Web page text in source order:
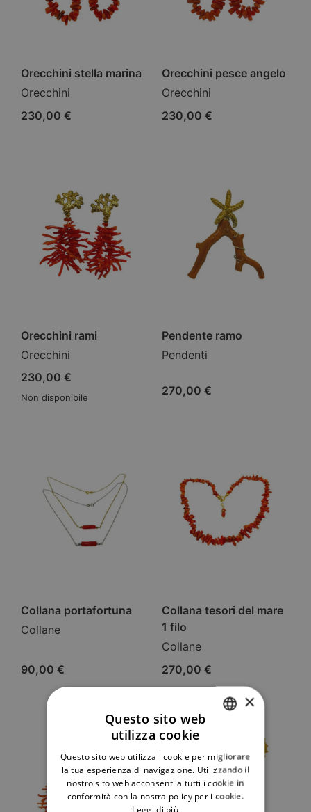
Orecchini
Orecchini stella marina
230,00€
Orecchini
Orecchini pesce angelo
230,00 €
Orecchini
Orecchini rami
230,00€
Non disponibile
Pendenti
Pendente ramo
270,00 €
Collane
Collana portafortuna
90,00€
Collane
Collana tesori del mare
1 filo
270,00 €
ENGLISH
×
Questo sito web
utilizza cookie
Questo sito web utilizza i cookie per migliorare
la tua esperienza di navigazione. Utilizzando il
nostro sito web acconsenti a tutti i cookie in
conformità con la nostra policy per i cookie.
Leggi di più